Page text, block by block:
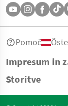
Impresum in
Storitve
Pomoč